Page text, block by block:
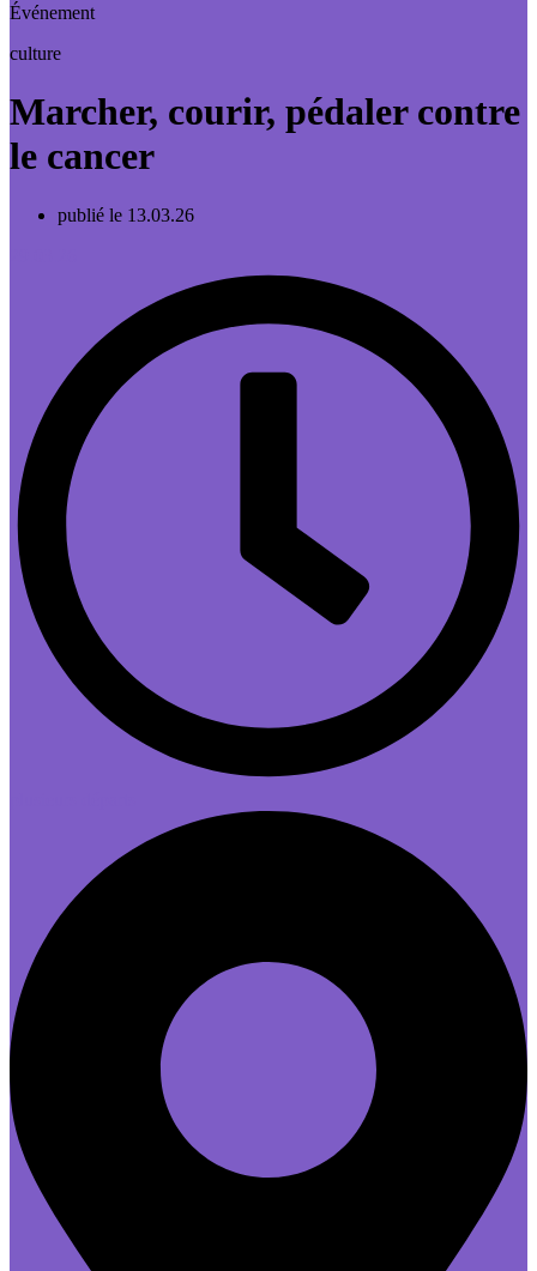
Événement
culture
Marcher, courir, pédaler contre
le cancer
publié le 13.03.26